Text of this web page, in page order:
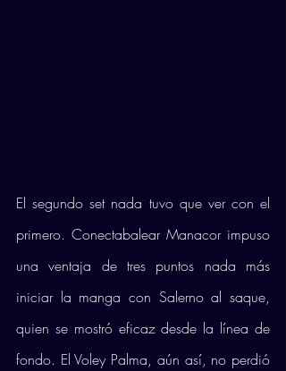
El segundo set nada tuvo que ver con el
primero. Conectabalear Manacor impuso
una ventaja de tres puntos nada más
iniciar la manga con Salerno al saque,
quien se mostró eficaz desde la línea de
fondo. El Voley Palma, aún así, no perdió